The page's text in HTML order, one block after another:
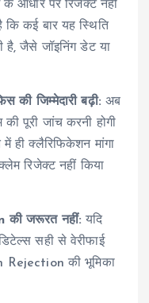
आधार पर रिजेक्ट नहीं
कि कई बार यह स्थिति
है, जैसे जॉइनिंग डेट या
जिम्मेदारी बढ़ी: अब
पूरी जांच करनी होगी
ही क्लैरिफिकेशन मांगा
रिजेक्ट नहीं किया
जरूरत नहीं: यदि
सही से वेरीफाई
Rejection की भूमिका